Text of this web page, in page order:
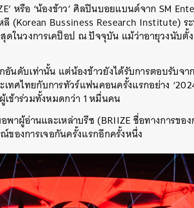
หรือ ‘น้องข้าว’ ศิลปินบอยแบนด์จาก SM
(Korean Bussiness Research Institute) ร
ในวงการเคป็อป ณ ปัจจุบัน แม้ว่าอายุวงนับตั้
นดับเท่านั้น แต่น้องข้าวยังได้รับการตอบรับจ
ทศไทยกับการทัวร์แฟนคอนครั้งแรกอย่าง
เข้าร่วมทั้งหมดกว่า 1 หมื่นคน
พาผู้อ่านและเหล่าบรีซ (BRIIZE ชื่อทางการข
องการเจอกันครั้งแรกอีกครั้งหนึ่ง